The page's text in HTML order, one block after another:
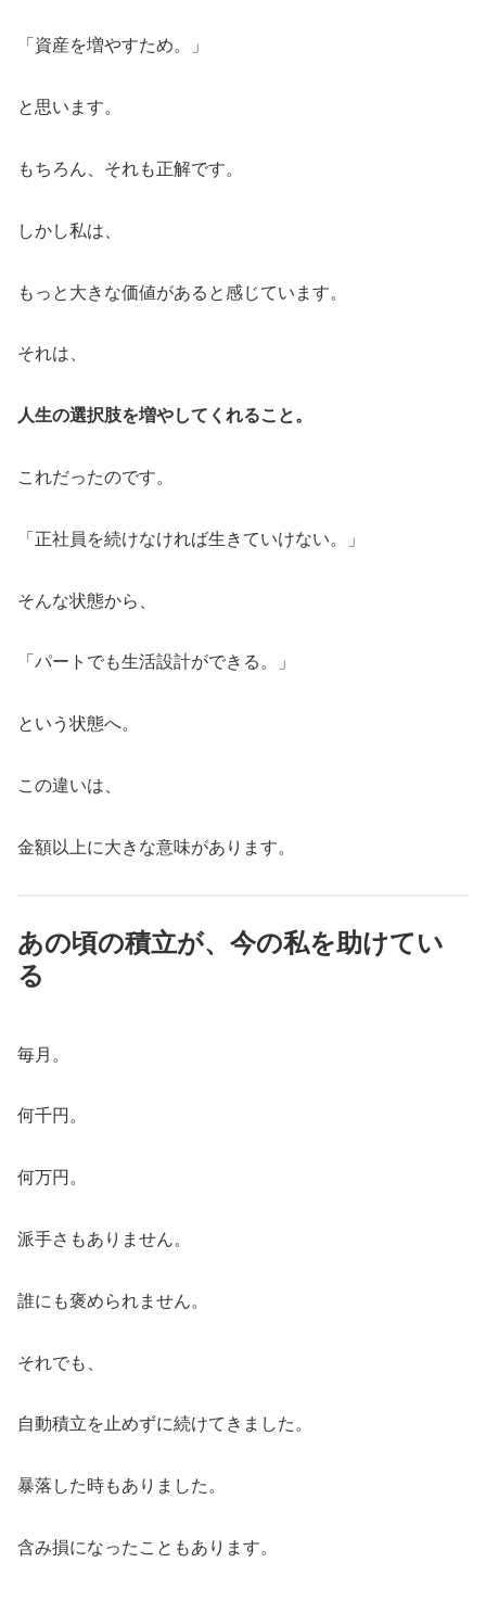
「資産を増やすため。」
と思います。
もちろん、それも正解です。
しかし私は、
もっと大きな価値があると感じています。
それは、
人生の選択肢を増やしてくれること。
これだったのです。
「正社員を続けなければ生きていけない。」
そんな状態から、
「パートでも生活設計ができる。」
という状態へ。
この違いは、
金額以上に大きな意味があります。
あの頃の積立が、今の私を助けてい
る
毎月。
何千円。
何万円。
派手さもありません。
誰にも褒められません。
それでも、
自動積立を止めずに続けてきました。
暴落した時もありました。
含み損になったこともあります。